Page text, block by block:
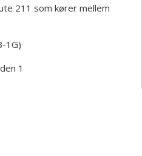
211 som kører mellem
1G)
1